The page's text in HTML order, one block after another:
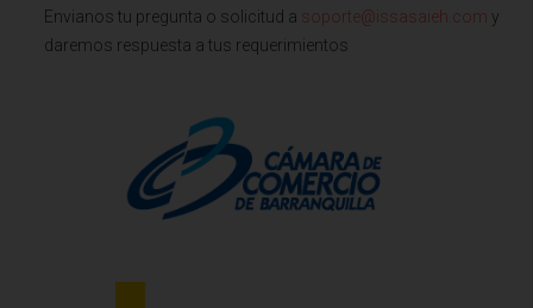
Envianos tu pregunta o solicitud a soporte@issasaieh.com y
daremos respuesta a tus requerimientos